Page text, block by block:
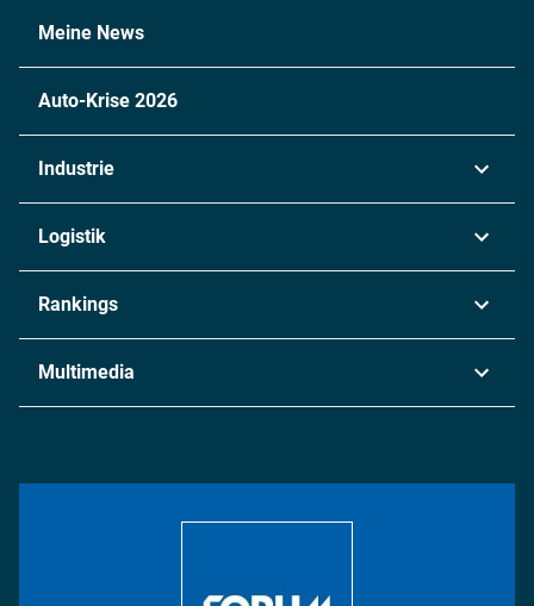
Meine News
Auto-Krise 2026
Industrie
Chemie
Metall
Energie
Logistik
Rankings
Multimedia